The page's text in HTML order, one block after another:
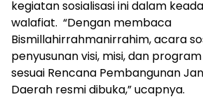
kegiatan sosialisasi ini dalam
walafiat. “Dengan membaca
Bismillahirrahmanirrahim, acara
penyusunan visi, misi, dan
sesuai Rencana Pembangunan
Daerah resmi dibuka,” ucapnya.